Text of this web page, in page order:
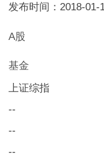
发布时间：2018-01-
A股
基金
上证综指
--
--
--